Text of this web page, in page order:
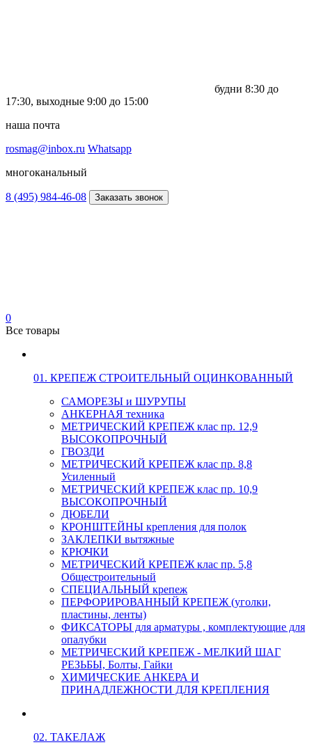
будни 8:30 до
17:30, выходные 9:00 до 15:00
наша почта
rosmag@inbox.ru Whatsapp
многоканальный
8 (495) 984-46-08 Заказать звонок
0
Все товары
01. КРЕПЕЖ СТРОИТЕЛЬНЫЙ ОЦИНКОВАННЫЙ
САМОРЕЗЫ и ШУРУПЫ
АНКЕРНАЯ техника
МЕТРИЧЕСКИЙ КРЕПЕЖ клас пр. 12,9
ВЫСОКОПРОЧНЫЙ
ГВОЗДИ
МЕТРИЧЕСКИЙ КРЕПЕЖ клас пр. 8,8
Усиленный
МЕТРИЧЕСКИЙ КРЕПЕЖ клас пр. 10,9
ВЫСОКОПРОЧНЫЙ
ДЮБЕЛИ
КРОНШТЕЙНЫ крепления для полок
ЗАКЛЕПКИ вытяжные
КРЮЧКИ
МЕТРИЧЕСКИЙ КРЕПЕЖ клас пр. 5,8
Общестроительный
СПЕЦИАЛЬНЫЙ крепеж
ПЕРФОРИРОВАННЫЙ КРЕПЕЖ (уголки,
пластины, ленты)
ФИКСАТОРЫ для арматуры , комплектующие для
опалубки
МЕТРИЧЕСКИЙ КРЕПЕЖ - МЕЛКИЙ ШАГ
РЕЗЬБЫ, Болты, Гайки
ХИМИЧЕСКИЕ АНКЕРА И
ПРИНАДЛЕЖНОСТИ ДЛЯ КРЕПЛЕНИЯ
02. ТАКЕЛАЖ